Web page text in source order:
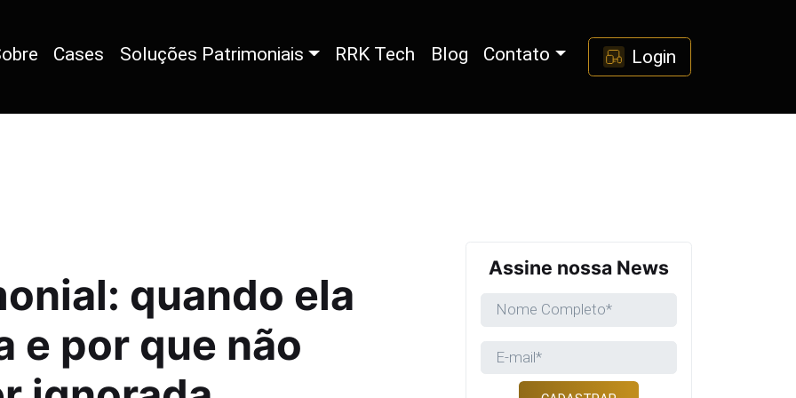
Cases Soluções Patrimoniais RRK Tech Blog Contato Login
quando ela
e por que não
Assine nossa News